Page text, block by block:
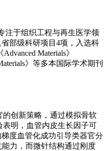
注于组织工程与再生医学领
部级科研项目4项，入选科
Materials》
》等多本国际学术期刊
创新策略，通过模拟骨软
明，血管内皮生长因子可
度血管化成功引导类器官分
力，而微针结构通过刚度